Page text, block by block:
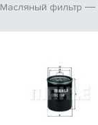
Масляный фильтр